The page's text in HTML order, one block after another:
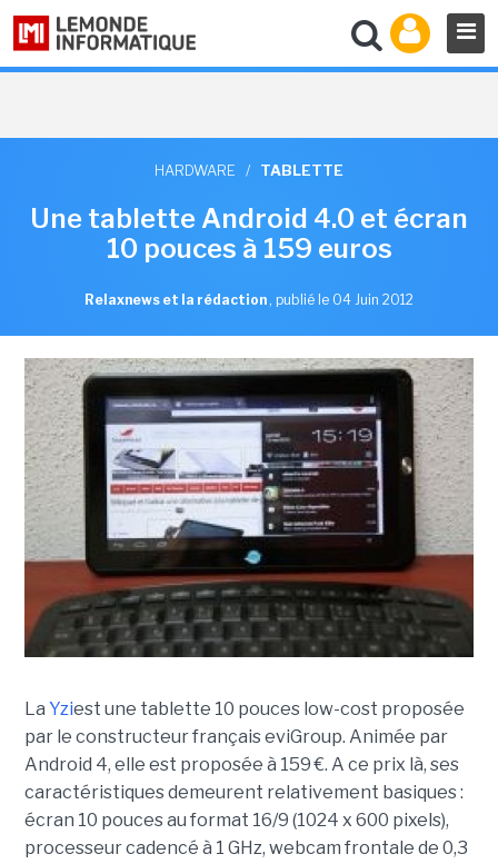
HARDWARE / TABLETTE
Une tablette Android 4.0 et écran
10 pouces à 159 euros
Relaxnews et la rédaction , publié le 04 Juin 2012
La Yziest une tablette 10 pouces low-cost proposée
par le constructeur français eviGroup. Animée par
Android 4, elle est proposée à 159 €. A ce prix là, ses
caractéristiques demeurent relativement basiques :
écran 10 pouces au format 16/9 (1024 x 600 pixels),
processeur cadencé à 1 GHz, webcam frontale de 0,3